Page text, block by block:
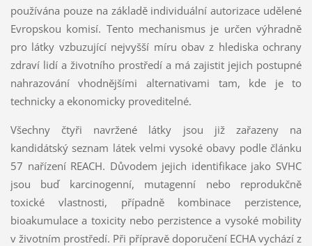
používána pouze na základě individuální autorizace udělené
Evropskou komisí. Tento mechanismus je určen výhradně
pro látky vzbuzující nejvyšší míru obav z hlediska ochrany
zdraví lidí a životního prostředí a má zajistit jejich postupné
nahrazování vhodnějšími alternativami tam, kde je to
technicky a ekonomicky proveditelné.
Všechny čtyři navržené látky jsou již zařazeny na
kandidátský seznam látek velmi vysoké obavy podle článku
57 nařízení REACH. Důvodem jejich identifikace jako SVHC
jsou buď karcinogenní, mutagenní nebo reprodukčně
toxické vlastnosti, případně kombinace perzistence,
bioakumulace a toxicity nebo perzistence a vysoké mobility
v životním prostředí. Při přípravě doporučení ECHA vychází z